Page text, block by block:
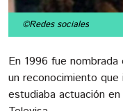
©Redes sociales
En 1996 fue
un reconocimiento
estudiaba actuación